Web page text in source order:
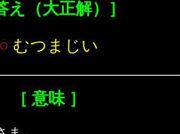
え（大正解）］
○ むつまじい
［ 意味 ］